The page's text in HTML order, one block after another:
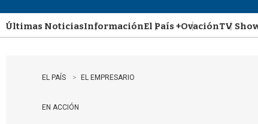
u
Últimas NoticiasInformaciónEl País +OvaciónTV
EL PAÍS EL EMPRESARIO
EN ACCIÓN